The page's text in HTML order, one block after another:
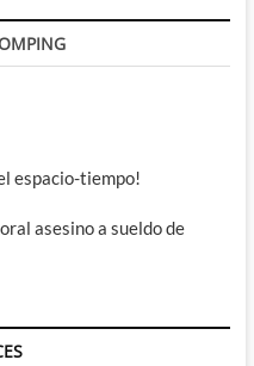
espacio-tiempo!
asesino a sueldo de